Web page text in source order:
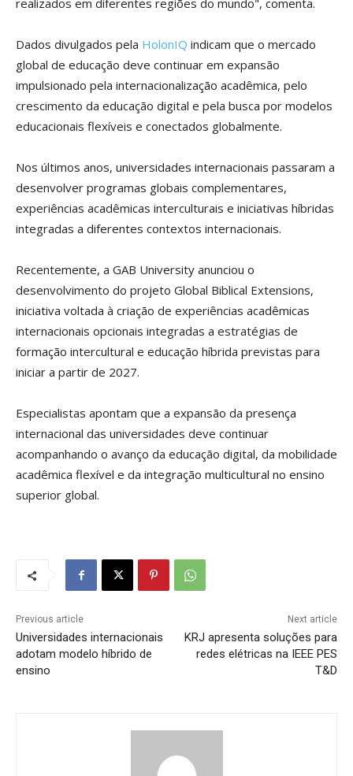
realizados em diferentes regiões do mundo", comenta.
Dados divulgados pela HolonIQ indicam que o mercado
global de educação deve continuar em expansão
impulsionado pela internacionalização acadêmica, pelo
crescimento da educação digital e pela busca por modelos
educacionais flexíveis e conectados globalmente.
Nos últimos anos, universidades internacionais passaram a
desenvolver programas globais complementares,
experiências acadêmicas interculturais e iniciativas híbridas
integradas a diferentes contextos internacionais.
Recentemente, a GAB University anunciou o
desenvolvimento do projeto Global Biblical Extensions,
iniciativa voltada à criação de experiências acadêmicas
internacionais opcionais integradas a estratégias de
formação intercultural e educação híbrida previstas para
iniciar a partir de 2027.
Especialistas apontam que a expansão da presença
internacional das universidades deve continuar
acompanhando o avanço da educação digital, da mobilidade
acadêmica flexível e da integração multicultural no ensino
superior global.
Previous article
Universidades internacionais
adotam modelo híbrido de
ensino
Next article
KRJ apresenta soluções para
redes elétricas na IEEE PES
T&D